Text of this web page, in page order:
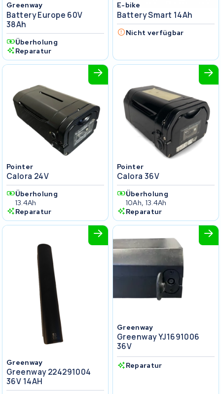
Greenway
Battery Europe 60V
38Ah
Überholung
Reparatur
E-bike
Battery Smart 14Ah
Nicht verfügbar
Pointer
Calora 24V
Überholung
13.4Ah
Reparatur
Pointer
Calora 36V
Überholung
10Ah, 13.4Ah
Reparatur
Greenway
Greenway 224291004
36V 14AH
Greenway
Greenway YJ1691006
36V
Reparatur